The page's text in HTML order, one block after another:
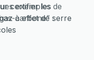
exemples de
carbone” :
certifier les
à effet de serre